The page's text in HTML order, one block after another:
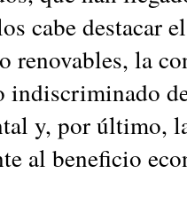
cabe destacar
renovables, la
indiscriminado
y, por último,
al beneficio